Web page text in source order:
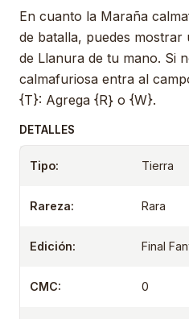
En cuanto la Maraña
de batalla, puedes
de Llanura de tu mano. Si
calmafuriosa entra al
{T}: Agrega {R} o {W}.
DETALLES
Tipo: Tierra
Rareza: Rara
Edición: Final
CMC: 0